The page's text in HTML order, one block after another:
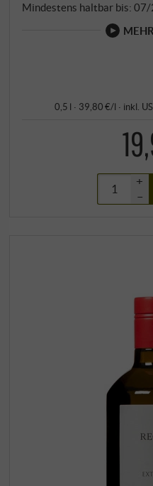
Mindestens haltbar bis:
0,5 l · 39,80 €/l · inkl.
+
–